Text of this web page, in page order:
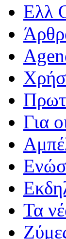
Ελλ
Για
Τα